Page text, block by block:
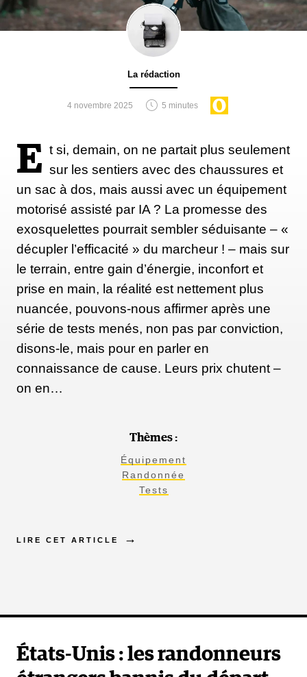
La rédaction
4 novembre 2025 5 minutes
E t si, demain, on ne partait plus seulement
sur les sentiers avec des chaussures et
un sac à dos, mais aussi avec un équipement
motorisé assisté par IA ? La promesse des
exosquelettes pourrait sembler séduisante – «
décupler l’efficacité » du marcheur ! – mais sur
le terrain, entre gain d’énergie, inconfort et
prise en main, la réalité est nettement plus
nuancée, pouvons-nous affirmer après une
série de tests menés, non pas par conviction,
disons-le, mais pour en parler en
connaissance de cause. Leurs prix chutent –
on en…
Thèmes :
Équipement
Randonnée
Tests
LIRE CET ARTICLE
États-Unis : les randonneurs